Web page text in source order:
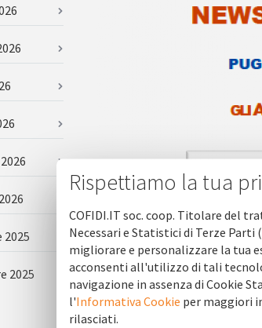
2025
Rispettiamo la tua
COFIDI.IT soc. coop. Titolare del
Necessari e Statistici di Terze
migliorare e personalizzare la tua
acconsenti all'utilizzo di tali
navigazione in assenza di Cookie
l'Informativa Cookie per maggiori
rilasciati.